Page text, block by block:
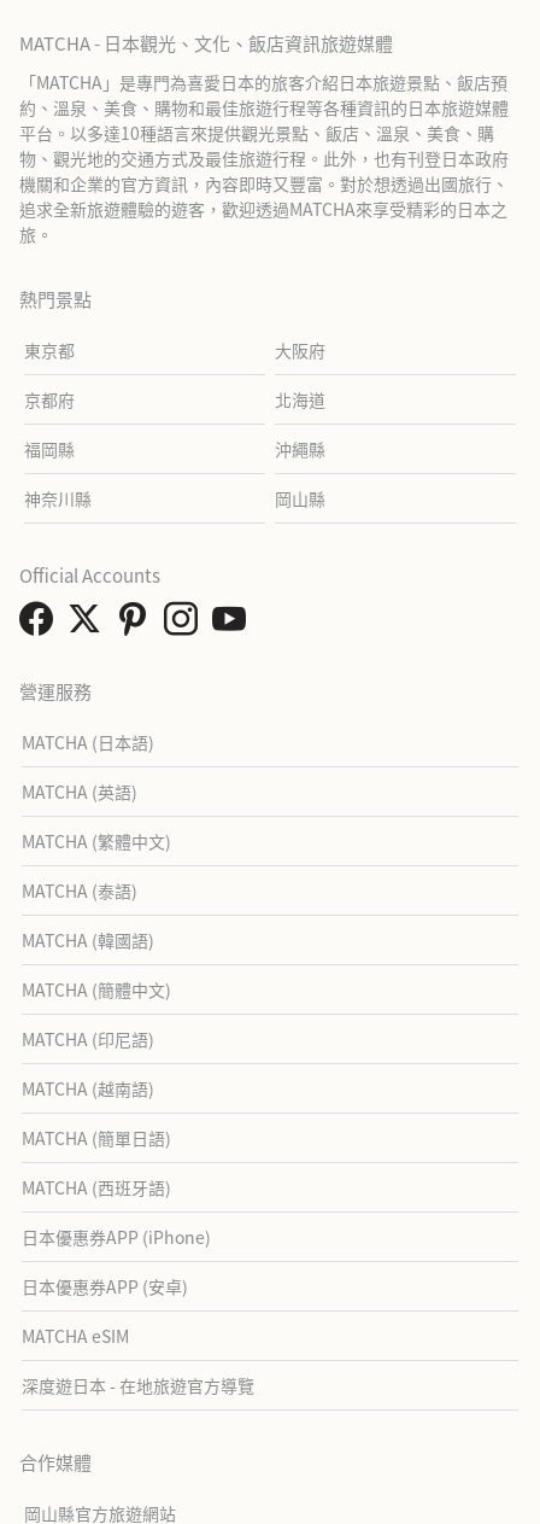
MATCHA - 日本觀光、文化、飯店資訊旅遊媒體
「MATCHA」是專門為喜愛日本的旅客介紹日本旅遊景點、飯店預
約、溫泉、美食、購物和最佳旅遊行程等各種資訊的日本旅遊媒體
平台。以多達10種語言來提供觀光景點、飯店、溫泉、美食、購
物、觀光地的交通方式及最佳旅遊行程。此外，也有刊登日本政府
機關和企業的官方資訊，內容即時又豐富。對於想透過出國旅行、
追求全新旅遊體驗的遊客，歡迎透過MATCHA來享受精彩的日本之
旅。
熱門景點
東京都 大阪府
京都府 北海道
福岡縣 沖繩縣
神奈川縣 岡山縣
營運服務
MATCHA (日本語)
MATCHA (英語)
MATCHA (繁體中文)
MATCHA (泰語)
MATCHA (韓國語)
MATCHA (簡體中文)
MATCHA (印尼語)
MATCHA (越南語)
MATCHA (簡單日語)
MATCHA (西班牙語)
日本優惠券APP (iPhone)
日本優惠券APP (安卓)
MATCHA eSIM
深度遊日本 - 在地旅遊官方導覽
合作媒體
岡山縣官方旅遊網站
Official Accounts